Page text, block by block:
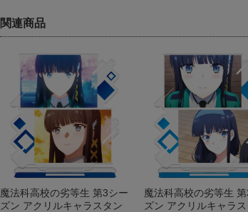
関連商品
魔法科高校の劣等生 第3シー
ズン アクリルキャラスタン
魔法科高校の劣等生
ズン アクリルキャラ